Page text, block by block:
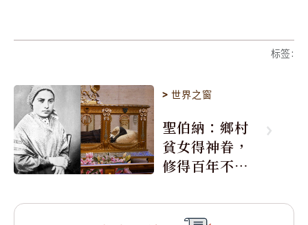
标签:
>世界之窗
聖伯納：鄉村
貧女得神眷，
修得百年不腐